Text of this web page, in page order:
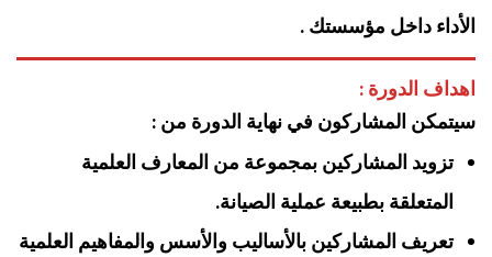
الأداء داخل مؤسستك .
اهداف الدورة :
سيتمكن المشاركون في نهاية الدورة من :
تزويد المشاركين بمجموعة من المعارف العلمية
المتعلقة بطبيعة عملية الصيانة.
تعريف المشاركين بالأساليب والأسس والمفاهيم العلمية